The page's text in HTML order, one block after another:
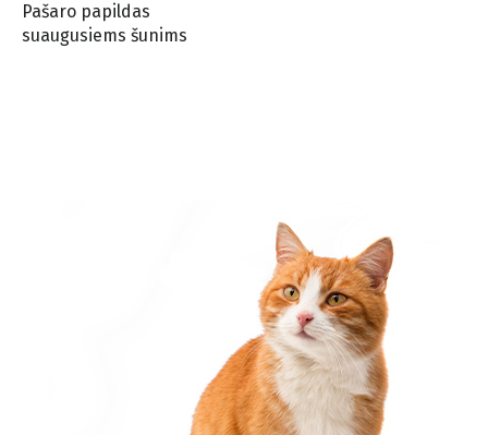
Pašaro papildas
suaugusiems šunims